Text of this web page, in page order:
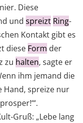
Diese
und spreizt Ring-
Kontakt gibt es
diese Form der
zu halten, sagte er
ihm jemand die
Hand, spreize nur
Gruß: „Lebe lang